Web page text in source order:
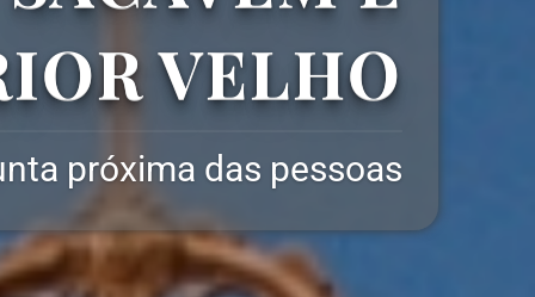
VELHO
próxima das pessoas
VELHO
próxima das pessoas